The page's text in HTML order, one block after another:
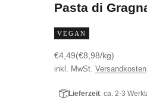
Pasta di
VEGAN
Angebot
€4,49(€8,98/kg)
inkl. MwSt.Versandkosten
Lieferzeit: ca. 2-3